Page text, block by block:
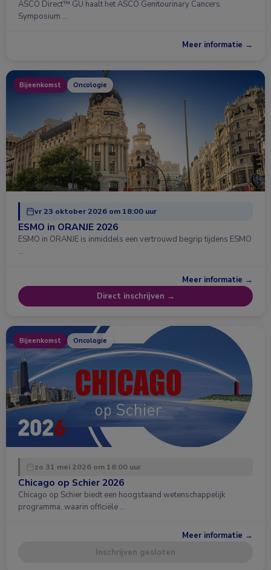
ASCO Direct™ GU haalt het ASCO Genitourinary Cancers
Symposium …
Meer informatie →
Bijeenkomst Oncologie
vr 23 oktober 2026 om 18:00 uur
ESMO in ORANJE 2026
ESMO in ORANJE is inmiddels een vertrouwd begrip tijdens ESMO
…
Meer informatie →
Direct inschrijven →
Bijeenkomst Oncologie
zo 31 mei 2026 om 18:00 uur
Chicago op Schier 2026
Chicago op Schier biedt een hoogstaand wetenschappelijk
programma, waarin officiële …
Meer informatie →
Inschrijven gesloten